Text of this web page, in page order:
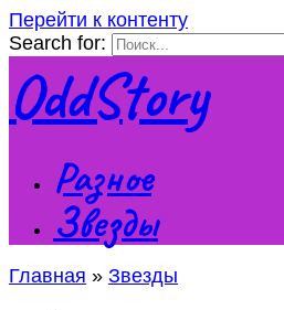
Перейти к контенту
Search for:
OddStory
Разное
Звезды
Главная » Звезды